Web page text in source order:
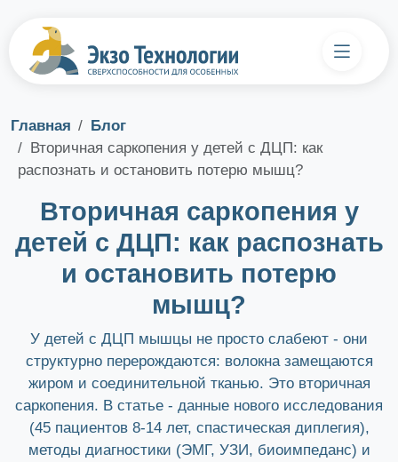
Главная
Блог
Вторичная саркопения у детей с ДЦП: как
распознать и остановить потерю мышц?
Вторичная саркопения у
детей с ДЦП: как распознать
и остановить потерю
мышц?
У детей с ДЦП мышцы не просто слабеют - они
структурно перерождаются: волокна замещаются
жиром и соединительной тканью. Это вторичная
саркопения. В статье - данные нового исследования
(45 пациентов 8-14 лет, спастическая диплегия),
методы диагностики (ЭМГ, УЗИ, биоимпеданс) и